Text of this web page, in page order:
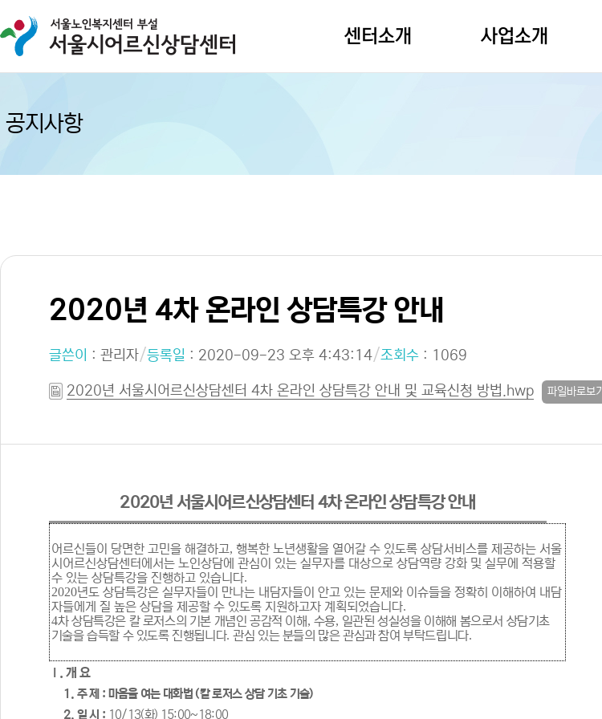
센터소개
조직도
사업소개
기획상담
공지사항
2020년 4차 온라인 상담특강 안내
글쓴이 : 관리자/등록일 : 2020-09-23 오후 4:43:14/조회수 : 1069
2020년 서울시어르신상담센터 4차 온라인 상담특강 안내 및 교육신청 방법.hwp 파일바로보기
2020년 서울시어르신상담센터 4차 온라인 상담특강 안내
어르신들이 당면한 고민을 해결하고, 행복한 노년생활을 열어갈 수 있도록 상담서비스를 제공하는 서울
시어르신상담센터에서는 노인상담에 관심이 있는 실무자를 대상으로 상담역량 강화 및 실무에 적용할
수 있는 상담특강을 진행하고 있습니다.
2020년도 상담특강은 실무자들이 만나는 내담자들이 안고 있는 문제와 이슈들을 정확히 이해하여 내담
자들에게 질 높은 상담을 제공할 수 있도록 지원하고자 계획되었습니다.
4차 상담특강은 칼 로저스의 기본 개념인 공감적 이해, 수용, 일관된 성실성을 이해해 봄으로서 상담기초
기술을 습득할 수 있도록 진행됩니다.관심 있는 분들의 많은 관심과 참여 부탁드립니다.
Ⅰ .개 요
1. 주 제 : 마음을 여는 대화법 (칼 로저스 상담 기초 기술)
2. 일 시 : 10/13(화) 15:00~18:00